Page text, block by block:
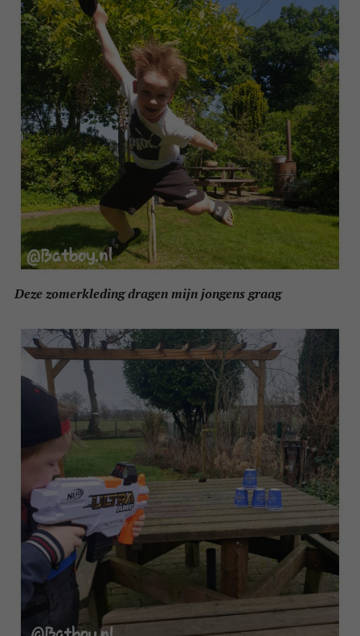
Deze zomerkleding dragen mijn jongens graag